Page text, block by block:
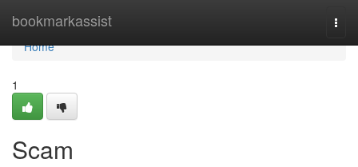
bookmarkassist
Home
Home
1
Scam